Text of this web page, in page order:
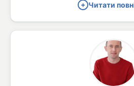
Читати